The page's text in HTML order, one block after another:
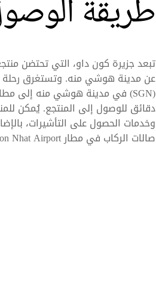
طريقة
دقائق للوصول إلى المنتجع. يُمكن
وخدمات الحصول على التأشيرات،
صالات الركاب في مطار Tan Son Nhat Airport.